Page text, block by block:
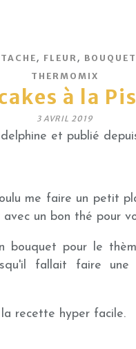
, FLEUR, BOUQUET
THERMOMIX
à la
3 AVRIL 2019
et publié
me faire un petit
un bon thé pour
bouquet pour le
fallait faire
recette hyper facile.